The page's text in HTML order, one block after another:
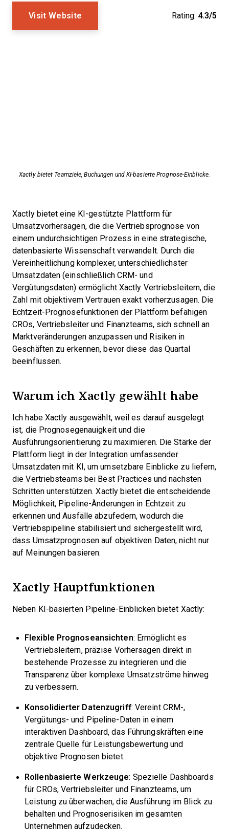
Visit Website Rating: 4.3/5
Xactly bietet Teamziele, Buchungen und KI-basierte Prognose-Einblicke.
Xactly bietet eine KI-gestützte Plattform für
Umsatzvorhersagen, die die Vertriebsprognose von
einem undurchsichtigen Prozess in eine strategische,
datenbasierte Wissenschaft verwandelt. Durch die
Vereinheitlichung komplexer, unterschiedlichster
Umsatzdaten (einschließlich CRM- und
Vergütungsdaten) ermöglicht Xactly Vertriebsleitern, die
Zahl mit objektivem Vertrauen exakt vorherzusagen. Die
Echtzeit-Prognosefunktionen der Plattform befähigen
CROs, Vertriebsleiter und Finanzteams, sich schnell an
Marktveränderungen anzupassen und Risiken in
Geschäften zu erkennen, bevor diese das Quartal
beeinflussen.
Warum ich Xactly gewählt habe
Ich habe Xactly ausgewählt, weil es darauf ausgelegt
ist, die Prognosegenauigkeit und die
Ausführungsorientierung zu maximieren. Die Stärke der
Plattform liegt in der Integration umfassender
Umsatzdaten mit KI, um umsetzbare Einblicke zu liefern,
die Vertriebsteams bei Best Practices und nächsten
Schritten unterstützen. Xactly bietet die entscheidende
Möglichkeit, Pipeline-Änderungen in Echtzeit zu
erkennen und Ausfälle abzufedern, wodurch die
Vertriebspipeline stabilisiert und sichergestellt wird,
dass Umsatzprognosen auf objektiven Daten, nicht nur
auf Meinungen basieren.
Xactly Hauptfunktionen
Neben KI-basierten Pipeline-Einblicken bietet Xactly:
Flexible Prognoseansichten: Ermöglicht es
Vertriebsleitern, präzise Vorhersagen direkt in
bestehende Prozesse zu integrieren und die
Transparenz über komplexe Umsatzströme hinweg
zu verbessern.
Konsolidierter Datenzugriff: Vereint CRM-,
Vergütungs- und Pipeline-Daten in einem
interaktiven Dashboard, das Führungskräften eine
zentrale Quelle für Leistungsbewertung und
objektive Prognosen bietet.
Rollenbasierte Werkzeuge: Spezielle Dashboards
für CROs, Vertriebsleiter und Finanzteams, um
Leistung zu überwachen, die Ausführung im Blick zu
behalten und Prognoserisiken im gesamten
Unternehmen aufzudecken.